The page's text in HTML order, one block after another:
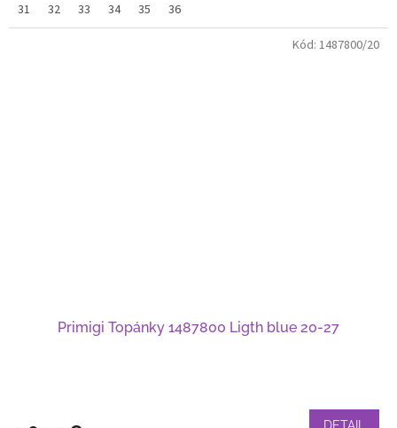
31
32 33 34 35 36
Primigi Topánky 1487800 Ligth blue 20-27
DETAIL
Kód: 1487800/20